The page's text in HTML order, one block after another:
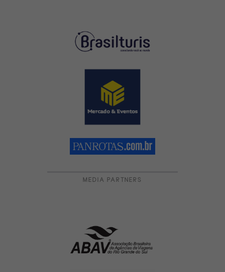
MEDIA PARTNERS